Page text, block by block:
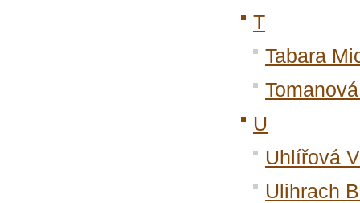
T
Tabara
U
Uhlířová
Ulihrach